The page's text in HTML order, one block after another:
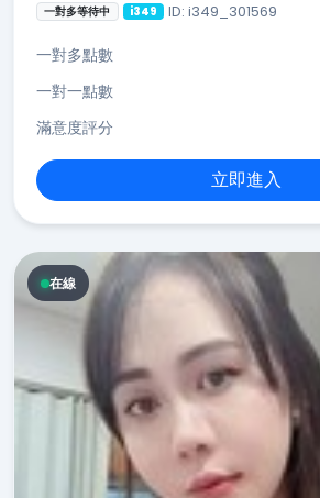
一對多等待中 i349 ID: i349_301569
一對多點數
一對一點數
滿意度評分
立即進入
在線